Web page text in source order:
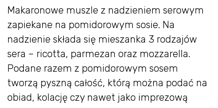
Makaronowe muszle z nadzieniem serowym
zapiekane na pomidorowym sosie. Na
nadzienie składa się mieszanka 3 rodzajów
sera – ricotta, parmezan oraz mozzarella.
Podane razem z pomidorowym sosem
tworzą pyszną całość, którą można podać na
obiad, kolację czy nawet jako imprezową